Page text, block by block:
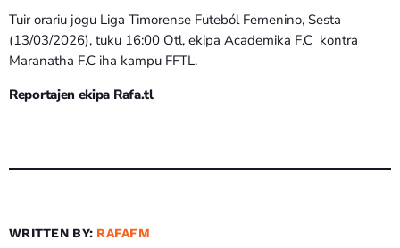
Tuir orariu jogu Liga Timorense Futeból Femenino, Sesta
(13/03/2026), tuku 16:00 Otl, ekipa Academika F.C kontra
Maranatha F.C iha kampu FFTL.
Reportajen ekipa Rafa.tl
WRITTEN BY: RAFAFM